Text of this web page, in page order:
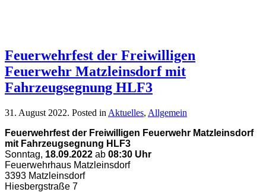
Feuerwehrfest der Freiwilligen
Feuerwehr Matzleinsdorf mit
Fahrzeugsegnung HLF3
31. August 2022. Posted in Aktuelles, Allgemein
Feuerwehrfest der Freiwilligen Feuerwehr Matzleinsdorf
mit Fahrzeugsegnung HLF3
Sonntag, 18.09.2022 ab 08:30 Uhr
Feuerwehrhaus Matzleinsdorf
3393 Matzleinsdorf
Hiesbergstraße 7